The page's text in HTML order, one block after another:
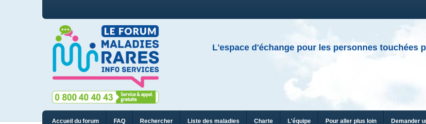
L'espace d'échange pour les personnes touchées
Accueil du forum FAQ Rechercher Liste des maladies Charte L'équipe Pour aller plus loin Demander